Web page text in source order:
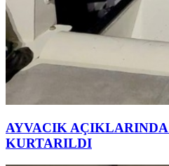
AYVACIK
KURTARILDI